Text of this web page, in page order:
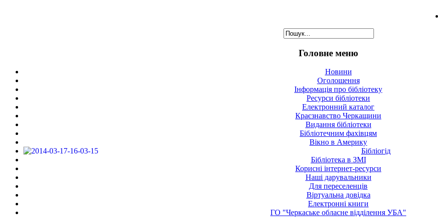
Головне меню
Новини
Оголошення
Інформація про бібліотеку
Ресурси бібліотеки
Електронний каталог
Краєзнавство Черкащини
Видання бібліотеки
Бібліотечним фахівцям
Вікно в Америку
Бібліогід
Бібліотека в ЗМІ
Корисні інтернет-ресурси
Наші дарувальники
Для переселенців
Віртуальна довідка
Електронні книги
ГО "Черкаське обласне відділення УБА"